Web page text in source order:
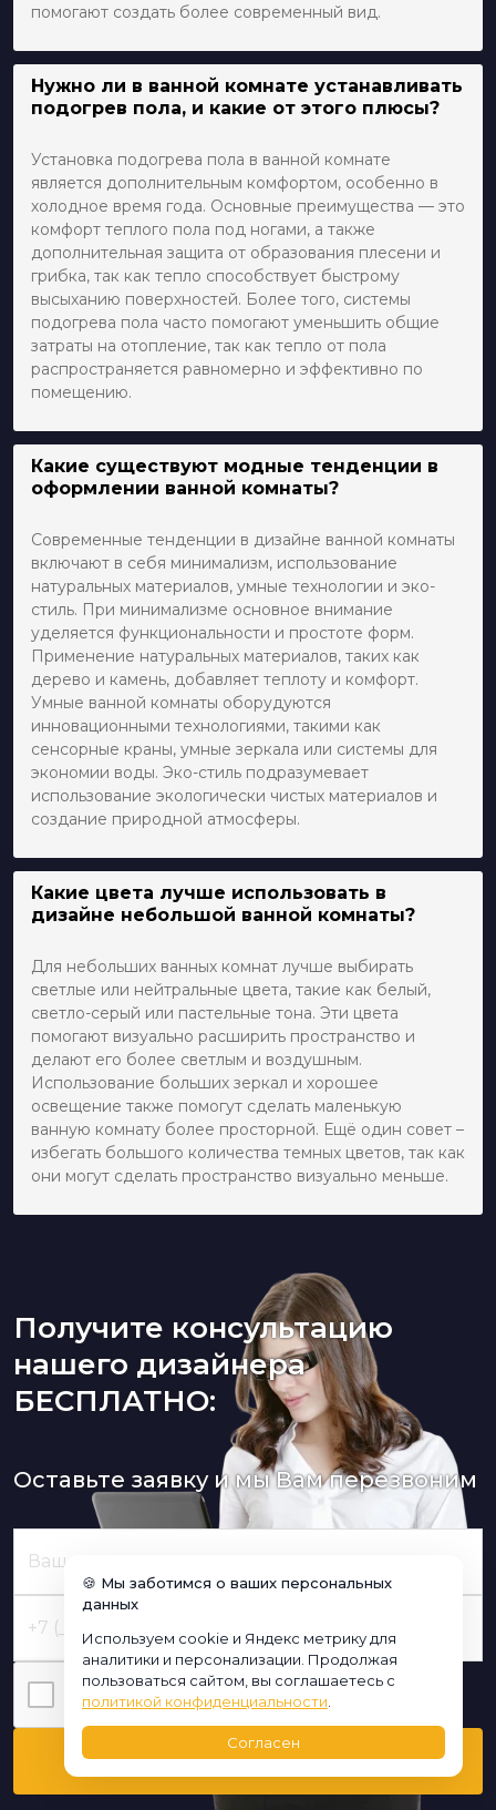
помогают создать более современный вид.
Нужно ли в ванной комнате устанавливать
подогрев пола, и какие от этого плюсы?
Установка подогрева пола в ванной комнате
является дополнительным комфортом, особенно в
холодное время года. Основные преимущества — это
комфорт теплого пола под ногами, а также
дополнительная защита от образования плесени и
грибка, так как тепло способствует быстрому
высыханию поверхностей. Более того, системы
подогрева пола часто помогают уменьшить общие
затраты на отопление, так как тепло от пола
распространяется равномерно и эффективно по
помещению.
Какие существуют модные тенденции в
оформлении ванной комнаты?
Современные тенденции в дизайне ванной комнаты
включают в себя минимализм, использование
натуральных материалов, умные технологии и эко-
стиль. При минимализме основное внимание
уделяется функциональности и простоте форм.
Применение натуральных материалов, таких как
дерево и камень, добавляет теплоту и комфорт.
Умные ванной комнаты оборудуются
инновационными технологиями, такими как
сенсорные краны, умные зеркала или системы для
экономии воды. Эко-стиль подразумевает
использование экологически чистых материалов и
создание природной атмосферы.
Какие цвета лучше использовать в
дизайне небольшой ванной комнаты?
Для небольших ванных комнат лучше выбирать
светлые или нейтральные цвета, такие как белый,
светло-серый или пастельные тона. Эти цвета
помогают визуально расширить пространство и
делают его более светлым и воздушным.
Использование больших зеркал и хорошее
освещение также помогут сделать маленькую
ванную комнату более просторной. Ещё один совет –
избегать большого количества темных цветов, так как
они могут сделать пространство визуально меньше.
Получите консультацию
нашего дизайнера
БЕСПЛАТНО:
Оставьте заявку и мы Вам перезвоним
Перезвоните мне
🍪 Мы заботимся о ваших персональных
данных
Используем cookie и Яндекс метрику для
аналитики и персонализации. Продолжая
пользоваться сайтом, вы соглашаетесь с
политикой конфиденциальности
Согласен